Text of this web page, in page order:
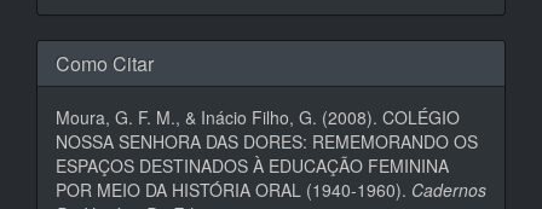
Como Citar
Moura, G. F. M., & Inácio Filho, G. (2008). COLÉGIO
NOSSA SENHORA DAS DORES: REMEMORANDO OS
ESPAÇOS DESTINADOS À EDUCAÇÃO FEMININA
POR MEIO DA HISTÓRIA ORAL (1940-1960). Cadernos